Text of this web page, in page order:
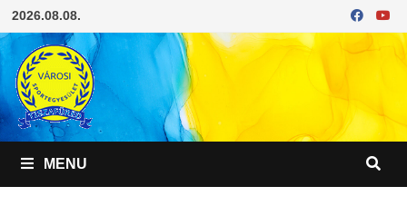
Skip
to
content
2026.08.08.
MENU